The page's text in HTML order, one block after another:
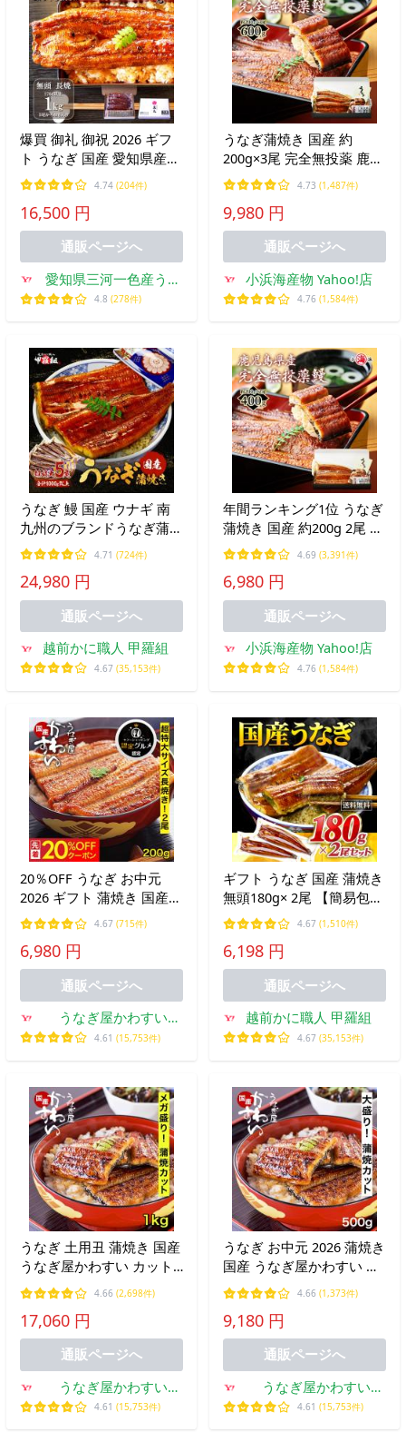
爆買 御礼 御祝 2026 ギフ
ト うなぎ 国産 愛知県産
無頭 蒲焼 特大 175g以上
1kg入り(5尾〜6尾) タレ・
山椒15袋付 のし対応可 御
中元 お中元 超PayPay祭
4.74 (204件)
16,500 円
通販ページへ
愛知県三河一色産うな
ぎの兼光
4.8 (278件)
うなぎ蒲焼き 国産 約
200g×3尾 完全無投薬 鹿児
島県産 人気 特大サイズ 化
粧箱入 蒲焼きうなぎ蒲焼
き うなぎ 爆買
4.73 (1,487件)
9,980 円
通販ページへ
小浜海産物 Yahoo!店
4.76 (1,584件)
うなぎ 鰻 国産 ウナギ 南
九州のブランドうなぎ蒲焼
き超特大サイズ220g前後
×5尾 ※タレ＆山椒付き 化
粧箱 ギフト 贈り物 誕生日
お中元 FF 爆買
4.71 (724件)
24,980 円
通販ページへ
越前かに職人 甲羅組
4.67 (35,153件)
年間ランキング1位 うなぎ
蒲焼き 国産 約200g 2尾 完
全無投薬 鹿児島県産 特大
化粧箱入 人気 鰻 贈り物
爆買 お中元 中元 土用 丑
の日
4.69 (3,391件)
6,980 円
通販ページへ
小浜海産物 Yahoo!店
4.76 (1,584件)
20％OFF うなぎ お中元
2026 ギフト 蒲焼き 国産
超特大 200g 2尾 長焼き う
なぎ屋かわすい ウナギ 鰻
誕生日 内祝 プレゼント グ
ルメ 土用丑 御中元 夏ギフ
4.67 (715件)
6,980 円
通販ページへ
うなぎ屋かわすい
Yahoo!ショッピング店
4.61 (15,753件)
ギフト うなぎ 国産 蒲焼き
無頭180g× 2尾 【簡易包装
or ギフトBOX】真空パッ
ク入り 丑の日 ウナギ 贈り
物 誕生日 お中元 御中元
unagi FF 爆買
4.67 (1,510件)
6,198 円
通販ページへ
越前かに職人 甲羅組
4.67 (35,153件)
うなぎ 土用丑 蒲焼き 国産
うなぎ屋かわすい カット
メガ盛り 1kg 大容量 グル
メ ウナギ 鰻 ギフト 誕生
日プレゼント 冷凍 お取り
寄せ お中元 2026 御中元
4.66 (2,698件)
17,060 円
通販ページへ
うなぎ屋かわすい
Yahoo!ショッピング店
4.61 (15,753件)
うなぎ お中元 2026 蒲焼き
国産 うなぎ屋かわすい カ
ット 大盛り 500g 大容量
グルメ 冷凍 ウナギ 鰻 ギ
フト 誕生日 プレゼント 土
用丑 御中元 夏ギフト 爆買
4.66 (1,373件)
9,180 円
通販ページへ
うなぎ屋かわすい
Yahoo!ショッピング店
4.61 (15,753件)